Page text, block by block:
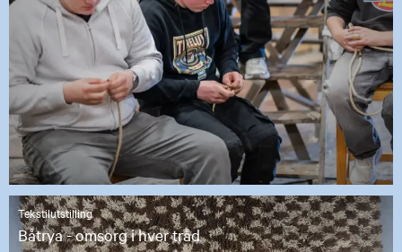
Tekstilutstilling
Båtrya - omsorg i hver tråd